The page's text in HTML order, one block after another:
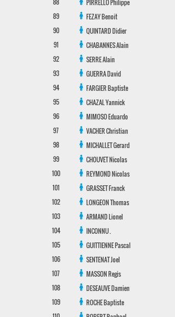
88
PIRRELLOPhilippe
89
FEZAYBenoit
90
QUINTARDDidier
91
CHABANNESAlain
92
SERREAlain
93
GUERRADavid
94
FARGIERBaptiste
95
CHAZALYannick
96
MIMOSOEduardo
97
VACHERChristian
98
MICHALLETGerard
99
CHOUVETNicolas
100
REYMONDNicolas
101
GRASSETFranck
102
LONGEONThomas
103
ARMANDLionel
104
INCONNU.
105
GUITTIENNEPascal
106
SENTENATJoel
107
MASSONRegis
108
DESEAUVEDamien
109
ROCHEBaptiste